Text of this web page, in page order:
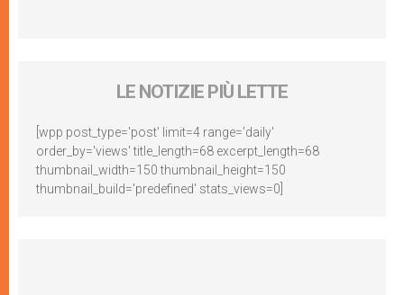
LE NOTIZIE PIÙ LETTE
[wpp post_type='post' limit=4 range='daily'
order_by='views' title_length=68 excerpt_length=68
thumbnail_width=150 thumbnail_height=150
thumbnail_build='predefined' stats_views=0]